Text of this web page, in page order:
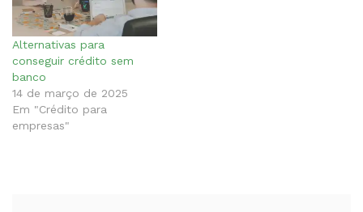
Alternativas para
conseguir crédito sem
banco
14 de março de 2025
Em "Crédito para
empresas"